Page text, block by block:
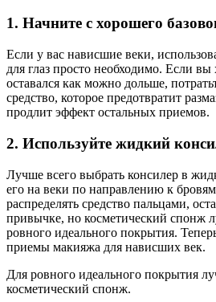
1. Начните с хорошего
Если у вас нависшие веки,
для глаз просто необходимо. Если
оставался как можно дольше,
средство, которое предотвратит
продлит эффект остальных приемов.
2. Используйте жидкий
Лучше всего выбрать консилер в
его на веки по направлению к
распределять средство пальцами,
привычке, но косметический спонж
ровного идеального покрытия.
приемы макияжа для нависших век.
Для ровного идеального покрытия
косметический спонж.